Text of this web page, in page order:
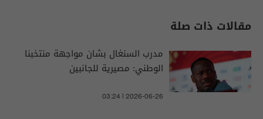
مقالات ذات صلة
مدرب السنغال بشان مواجهة منتخبنا
الوطني: مصيرية للجانبين
03:24 | 2026-06-26